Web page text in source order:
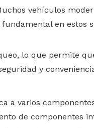
vehículos
en estos
lo que permite
y
a varios
de componentes